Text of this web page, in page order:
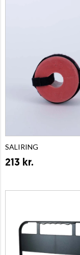
SALIRING
213 kr.